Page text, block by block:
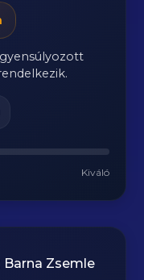
Kiváló
Barna Zsemle